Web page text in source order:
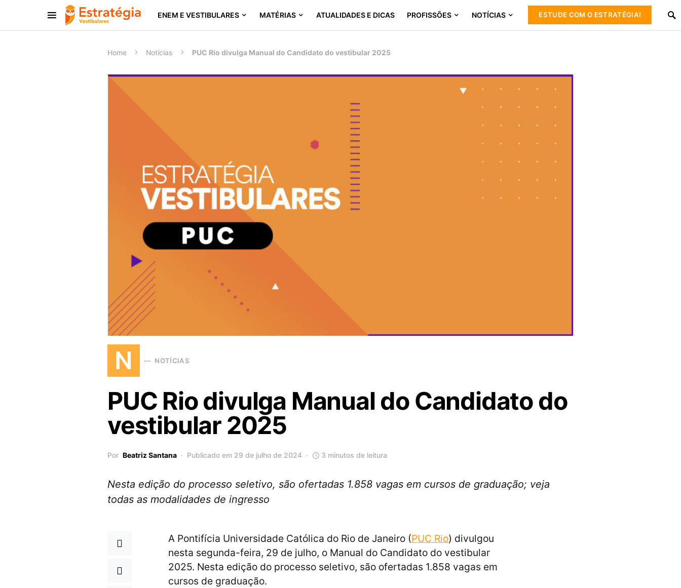
ENEM E VESTIBULARES MATÉRIAS ATUALIDADES E DICAS PROFISSÕES NOTÍCIAS ESTUDE COM O ESTRATÉGIA!
Procurar:
Home Notícias PUC Rio divulga Manual do Candidato do vestibular 2025
N NOTÍCIAS
PUC Rio divulga Manual do Candidato do
vestibular 2025
Por Beatriz Santana Publicado em 29 de julho de 2024 3 minutos de leitura
Nesta edição do processo seletivo, são ofertadas 1.858 vagas em cursos de graduação; veja
todas as modalidades de ingresso
A Pontifícia Universidade Católica do Rio de Janeiro (PUC Rio) divulgou
nesta segunda-feira, 29 de julho, o Manual do Candidato do vestibular
2025. Nesta edição do processo seletivo, são ofertadas 1.858 vagas em
cursos de graduação.